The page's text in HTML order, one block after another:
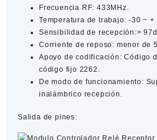
Frecuencia RF: 433MHz.
Temperatura de trabajo: -30 ~ +
Sensibilidad de recepción:>
Corriente de reposo: menor de
Apoyo de codificación: Código
código fijo 2262.
De modo de funcionamiento:
inalámbrico recepción.
Salida de pines: